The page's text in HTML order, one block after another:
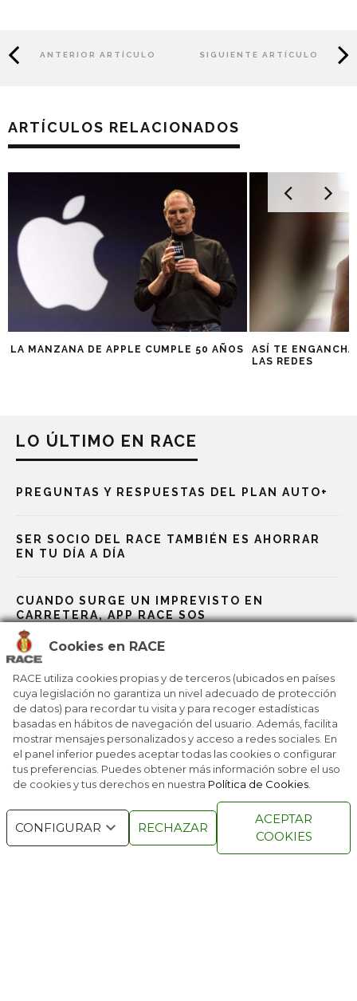
Cookies en RACE
RACE utiliza cookies propias y de terceros (ubicados en países
cuya legislación no garantiza un nivel adecuado de protección
de datos) para recordar tu visita y para recoger estadísticas
basadas en hábitos de navegación del usuario. Además, facilita
mostrar mensajes personalizados y acceso a redes sociales. En
el panel inferior puedes aceptar todas las cookies o configurar
tus preferencias. Puedes obtener más información sobre el uso
de cookies y tus derechos en nuestra Política de Cookies
CONFIGURAR RECHAZAR
ACEPTAR
COOKIES
ANTERIOR ARTÍCULO SIGUIENTE ARTÍCULO
ARTÍCULOS RELACIONADOS
LA MANZANA DE APPLE CUMPLE 50 AÑOS
ASÍ TE
LAS REDES
LO ÚLTIMO EN RACE
PREGUNTAS Y RESPUESTAS DEL PLAN AUTO+
SER SOCIO DEL RACE TAMBIÉN ES AHORRAR
EN TU DÍA A DÍA
CUANDO SURGE UN IMPREVISTO EN
CARRETERA, APP RACE SOS
RACE, BP Y GALP TE ABARATAN LOS VIAJES
EL RACE IMPULSA UNA NUEVA FORMA DE
RECUPERAR PUNTOS
TODOS LOS DERECHOS
RESERVADOS